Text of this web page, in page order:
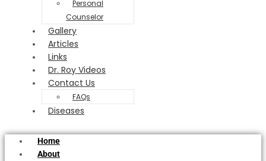
Personal
Counselor
Gallery
Articles
Links
Dr. Roy Videos
Contact Us
FAQs
Diseases
Home
About